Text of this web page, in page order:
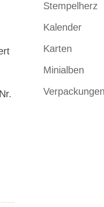
Stempelherz
Kalender
Karten
Minialben
Verpackungen